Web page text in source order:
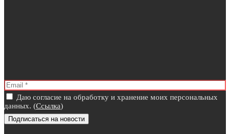
Даю согласие на обработку и хранение моих персональных
данных. (Ссылка)